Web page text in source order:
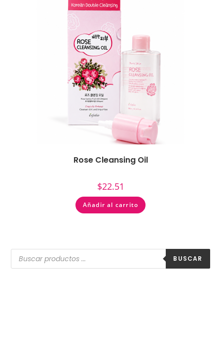
Rose Cleansing Oil
$22.51
Añadir al carrito
BUSCAR